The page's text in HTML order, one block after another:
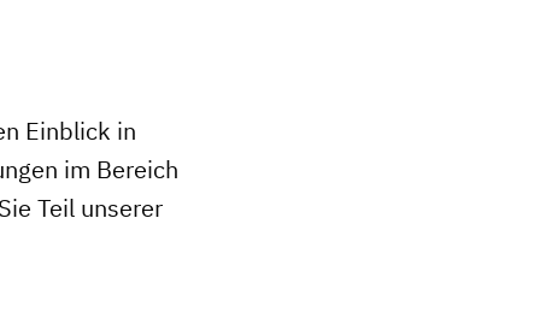
Einblick in
im Bereich
Teil unserer